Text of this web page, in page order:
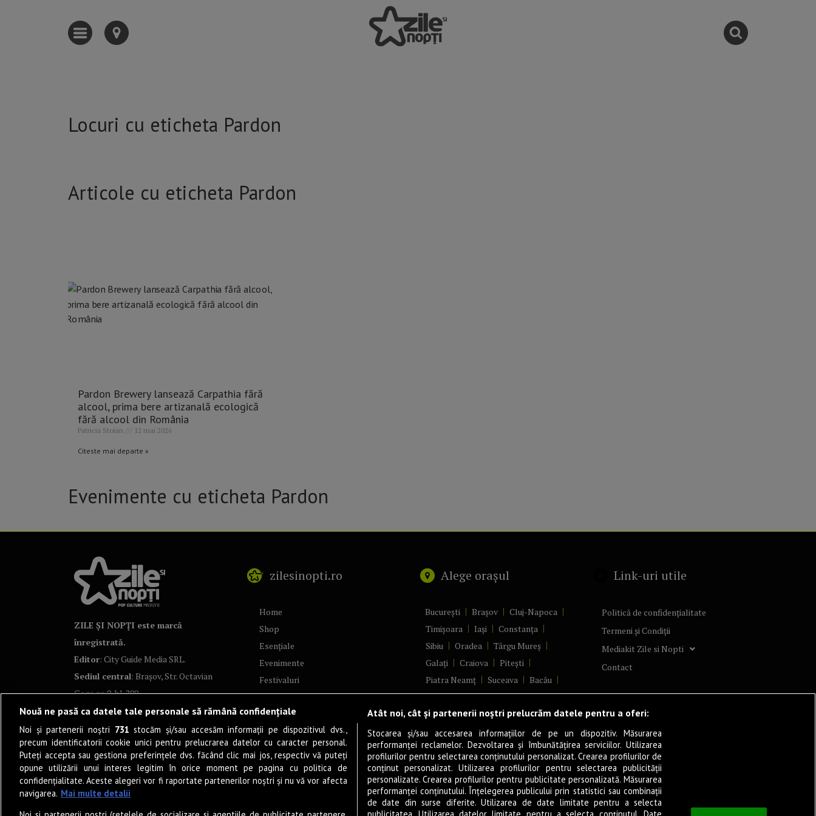
Locuri cu eticheta Pardon
Articole cu eticheta Pardon
Pardon Brewery lansează Carpathia fără
alcool, prima bere artizanală ecologică
fără alcool din România
Patricia Stoian 12 mai 2026
Citeste mai departe »
Evenimente cu eticheta Pardon
ZILE ȘI NOPȚI este marcă
înregistrată.
Editor: City Guide Media SRL.
Sediul central: Brașov, Str. Octavian
Goga nr. 9, bl. 290
zilesinopti.ro
Home
Shop
Esențiale
Evenimente
Festivaluri
Concerte
Artă & Cultură
Teatru
Film
Program filme
Lifestyle
Alege orașul
București Brașov
Cluj-Napoca
Timișoara
Iași
Constanța
Sibiu
Oradea
Târgu Mureș
Galați
Craiova
Pitești
Piatra Neamț
Suceava
Bacău
Brăila
Ploiești
Râmnicu Vâlcea
Alba Iulia
Arad
Bistrița
Baia Mare
Satu Mare
Sfântu Gheorghe
Deva
Focșani
Tulcea
Târgu Jiu
Alexandria
Botoșani
Buzău Vaslui
Reșița
Târgoviște
Link-uri utile
Politică de confidențialitate
Termeni și Condiții
Mediakit Zile si Nopti
Contact
Nouă ne pasă ca datele tale personale să rămână confidențiale
Noi și partenerii noștri 731 stocăm și/sau accesăm informații pe dispozitivul dvs.,
precum identificatorii cookie unici pentru prelucrarea datelor cu caracter personal.
Puteți accepta sau gestiona preferințele dvs. făcând clic mai jos, respectiv vă puteți
opune utilizării unui interes legitim în orice moment pe pagina cu politica de
confidențialitate. Aceste alegeri vor fi raportate partenerilor noștri și nu vă vor afecta
navigarea. Mai multe detalii
Atât noi, cât și partenerii noștri prelucrăm datele pentru a oferi:
Stocarea și/sau accesarea informațiilor de pe un dispozitiv. Măsurarea
performanței reclamelor. Dezvoltarea și îmbunătățirea serviciilor. Utilizarea
profilurilor pentru selectarea conținutului personalizat. Crearea profilurilor de
conținut personalizat. Utilizarea profilurilor pentru selectarea publicității
personalizate. Crearea profilurilor pentru publicitate personalizată. Măsurarea
performanței conținutului. Înțelegerea publicului prin statistici sau combinații
de date din surse diferite. Utilizarea de date limitate pentru a selecta